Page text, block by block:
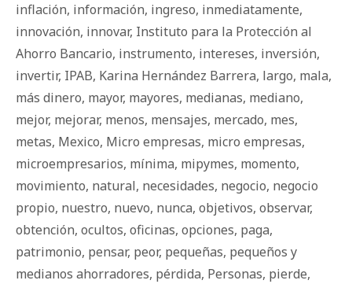
inflación, información, ingreso, inmediatamente,
innovación, innovar, Instituto para la Protección al
Ahorro Bancario, instrumento, intereses, inversión,
invertir, IPAB, Karina Hernández Barrera, largo, mala,
más dinero, mayor, mayores, medianas, mediano,
mejor, mejorar, menos, mensajes, mercado, mes,
metas, Mexico, Micro empresas, micro empresas,
microempresarios, mínima, mipymes, momento,
movimiento, natural, necesidades, negocio, negocio
propio, nuestro, nuevo, nunca, objetivos, observar,
obtención, ocultos, oficinas, opciones, paga,
patrimonio, pensar, peor, pequeñas, pequeños y
medianos ahorradores, pérdida, Personas, pierde,